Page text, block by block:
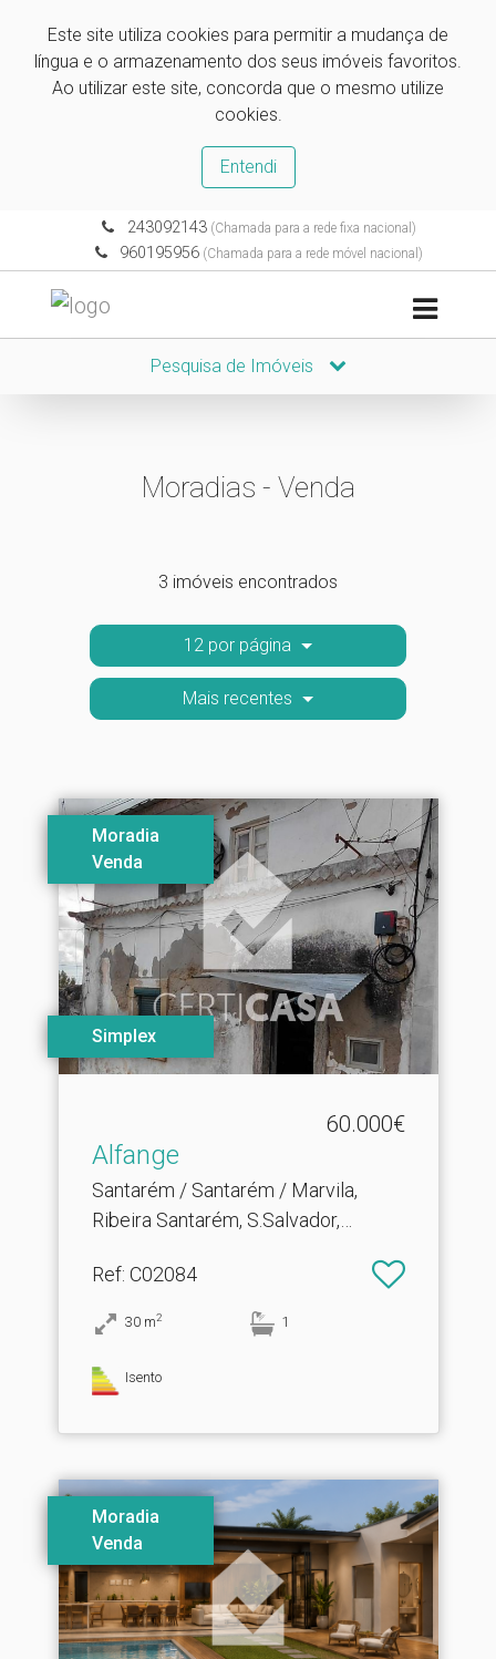
Este site utiliza cookies para permitir a mudança de
língua e o armazenamento dos seus imóveis favoritos.
Ao utilizar este site, concorda que o mesmo utilize
cookies.
Entendi
243092143(Chamada para a rede fixa nacional)
960195956 (Chamada para a rede móvel nacional)
Pesquisa de Imóveis
Moradias - Venda
3 imóveis encontrados
12 por página
Mais recentes
Moradia
Venda
Simplex
60.000€
Alfange
Santarém / Santarém / Marvila,
Ribeira Santarém, S.Salvador,
Ref: C02084
30 m2 1
Isento
Moradia
Venda